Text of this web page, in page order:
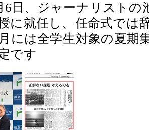
6日、ジャーナリストの
に就任し、任命式では
には全学生対象の夏期
です